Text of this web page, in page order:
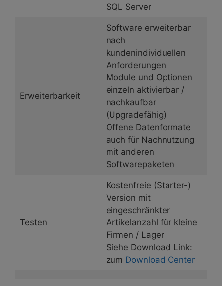
SQL Server
Erweiterbarkeit
Software erweiterbar
nach
kundenindividuellen
Anforderungen
Module und Optionen
einzeln aktivierbar /
nachkaufbar
(Upgradefähig)
Offene Datenformate
auch für Nachnutzung
mit anderen
Softwarepaketen
Testen
Kostenfreie (Starter-)
Version mit
eingeschränkter
Artikelanzahl für kleine
Firmen / Lager
Siehe Download Link:
zum Download Center